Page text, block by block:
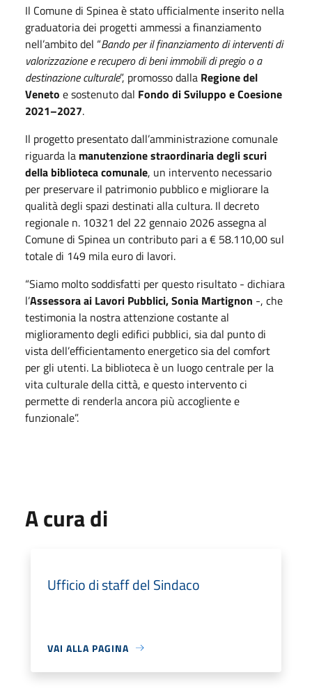
Il Comune di Spinea è stato ufficialmente inserito nella
graduatoria dei progetti ammessi a finanziamento
nell’ambito del “Bando per il finanziamento di interventi di
valorizzazione e recupero di beni immobili di pregio o a
destinazione culturale”, promosso dalla Regione del
Veneto e sostenuto dal Fondo di Sviluppo e Coesione
2021–2027.
Il progetto presentato dall’amministrazione comunale
riguarda la manutenzione straordinaria degli scuri
della biblioteca comunale, un intervento necessario
per preservare il patrimonio pubblico e migliorare la
qualità degli spazi destinati alla cultura. Il decreto
regionale n. 10321 del 22 gennaio 2026 assegna al
Comune di Spinea un contributo pari a € 58.110,00 sul
totale di 149 mila euro di lavori.
“Siamo molto soddisfatti per questo risultato - dichiara
l’Assessora ai Lavori Pubblici, Sonia Martignon -, che
testimonia la nostra attenzione costante al
miglioramento degli edifici pubblici, sia dal punto di
vista dell’efficientamento energetico sia del comfort
per gli utenti. La biblioteca è un luogo centrale per la
vita culturale della città, e questo intervento ci
permette di renderla ancora più accogliente e
funzionale”.
A cura di
Ufficio di staff del Sindaco
VAI ALLA PAGINA